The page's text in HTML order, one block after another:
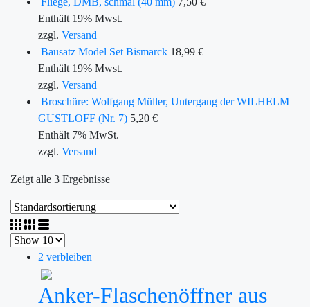
Enthält 19% Mwst.
zzgl. Versand
Bausatz Model Set Bismarck 18,99 €
Enthält 19% Mwst.
zzgl. Versand
Broschüre: Wolfgang Müller, Untergang der WILHELM
GUSTLOFF (Nr. 7) 5,20 €
Enthält 7% MwSt.
zzgl. Versand
Zeigt alle 3 Ergebnisse
2 verbleiben
Anker-Flaschenöffner aus